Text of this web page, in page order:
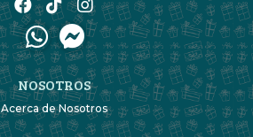
NOSOTROS
Acerca de Nosotros